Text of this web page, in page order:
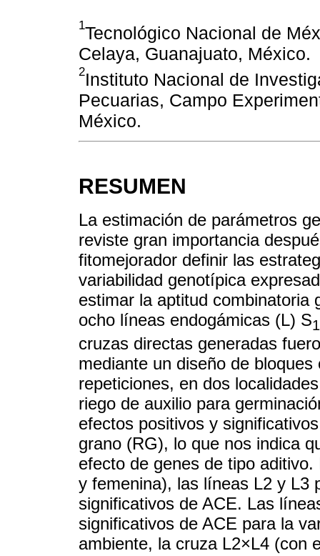
1Tecnológico Nacional de
Celaya, Guanajuato, México.
2Instituto Nacional de
Pecuarias, Campo
México.
RESUMEN
La estimación de parámetros
reviste gran importancia
fitomejorador definir las
variabilidad genotípica
estimar la aptitud combinatoria
ocho líneas endogámicas (L) S1
cruzas directas generadas
mediante un diseño de
repeticiones, en dos
riego de auxilio para
efectos positivos y
grano (RG), lo que nos indica
efecto de genes de tipo
y femenina), las líneas L2 y L3
significativos de ACE. Las
significativos de ACE para la
ambiente, la cruza L2×L4 (con